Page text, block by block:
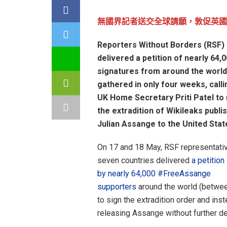
無國界記者送交全球請願，敦促英
Reporters Without Borders (RSF)
delivered a petition of nearly
signatures from around the
gathered in only four weeks,
UK Home Secretary Priti Patel
the extradition of Wikileaks
Julian Assange to the United
On 17 and 18 May, RSF
seven countries delivered a petition
by nearly 64,000 #FreeAssange
supporters around the world
to sign the extradition order and
releasing Assange without further